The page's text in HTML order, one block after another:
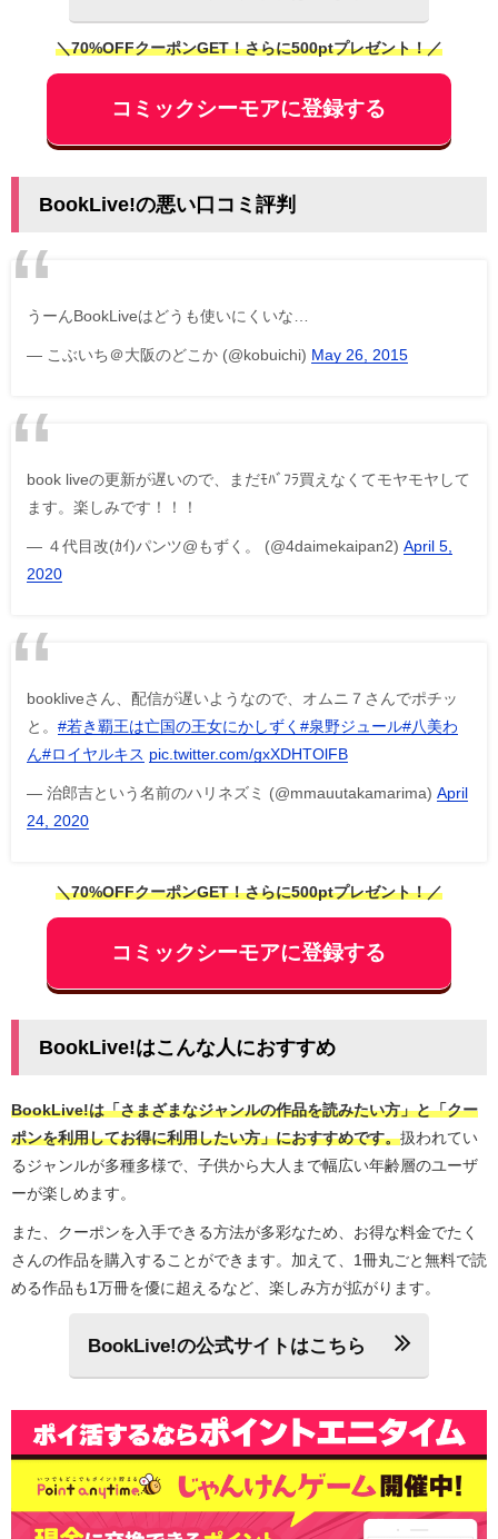
＼70%OFFクーポンGET！さらに500ptプレゼント！／
コミックシーモアに登録する
BookLive!の悪い口コミ評判
うーんBookLiveはどうも使いにくいな…
— こぶいち＠大阪のどこか (@kobuichi) May 26, 2015
book liveの更新が遅いので、まだﾓﾊﾞﾌﾗ買えなくてモヤモヤして
ます。楽しみです！！！
— ４代目改(ｶｲ)パンツ@もずく。 (@4daimekaipan2) April 5,
2020
bookliveさん、配信が遅いようなので、オムニ７さんでポチッ
と。 #若き覇王は亡国の王女にかしずく #泉野ジュール#八美わ
ん#ロイヤルキス pic.twitter.com/gxXDHTOlFB
— 治郎吉という名前のハリネズミ (@mmauutakamarima) April
24, 2020
＼70%OFFクーポンGET！さらに500ptプレゼント！／
コミックシーモアに登録する
BookLive!はこんな人におすすめ
BookLive!は「さまざまなジャンルの作品を読みたい方」と「クー
ポンを利用してお得に利用したい方」におすすめです。扱われてい
るジャンルが多種多様で、子供から大人まで幅広い年齢層のユーザ
ーが楽しめます。
また、クーポンを入手できる方法が多彩なため、お得な料金でたく
さんの作品を購入することができます。加えて、1冊丸ごと無料で読
める作品も1万冊を優に超えるなど、楽しみ方が拡がります。
BookLive!の公式サイトはこちら